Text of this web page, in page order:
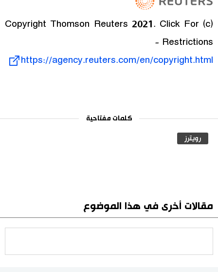
(c) Copyright Thomson Reuters 2021. Click For
Restrictions -
https://agency.reuters.com/en/copyright.html
كلمات مفتاحية
رويترز
مقالات أخرى في هذا الموضوع